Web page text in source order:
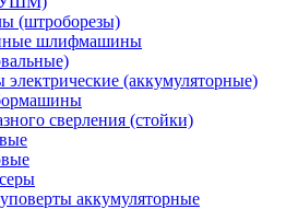
(штроборезы)
шлифмашины
электрические (аккумуляторные)
сверления (стойки)
аккумуляторные